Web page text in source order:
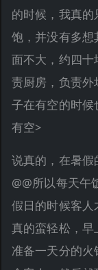
的时候，我真
饱，并没有多
面不大，约四十
责厨房，负责
子在有空的时候
有空>
说真的，在暑
@@所以每天午
假日的时候客
真的蛮轻松，
准备一天分的